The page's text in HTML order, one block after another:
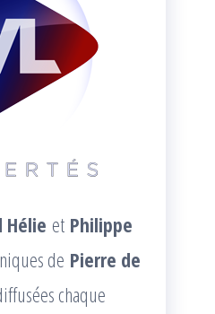
Hélie et Philippe
de Pierre de
chaque